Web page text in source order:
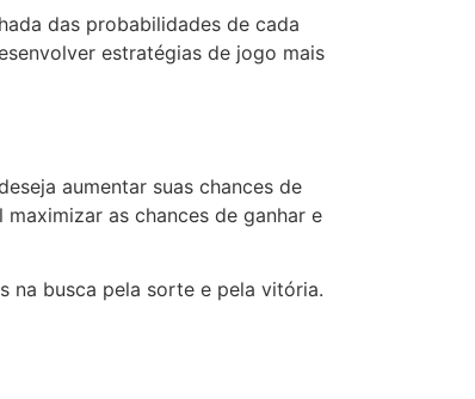
das probabilidades de cada
estratégias de jogo mais
aumentar suas chances de
as chances de ganhar e
na busca pela sorte e pela vitória.